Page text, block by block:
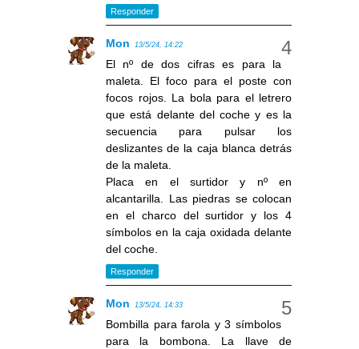
Responder
Mon 13/5/24, 14:22
El nº de dos cifras es para la
maleta. El foco para el poste con
focos rojos. La bola para el letrero
que está delante del coche y es la
secuencia para pulsar los
deslizantes de la caja blanca detrás
de la maleta.
Placa en el surtidor y nº en
alcantarilla. Las piedras se colocan
en el charco del surtidor y los 4
símbolos en la caja oxidada delante
del coche.
Responder
Mon 13/5/24, 14:33
Bombilla para farola y 3 símbolos
para la bombona. La llave de